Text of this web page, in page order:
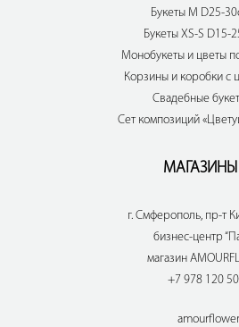
Букеты M D25-
Букеты XS-S D15-
Монобукеты и цветы
Корзины и коробки с
Свадебные
Сет композиций
МАГАЗИНЫ
г. Смферополь, пр-т
бизнес-центр
магазин
+7 978 120